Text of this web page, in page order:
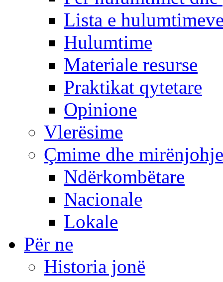
Lista e
Hulumtime
Materiale resurse
Praktikat qytetare
Opinione
Vlerësime
Çmime dhe mirënjohje
Ndërkombëtare
Nacionale
Lokale
Për ne
Historia jonë